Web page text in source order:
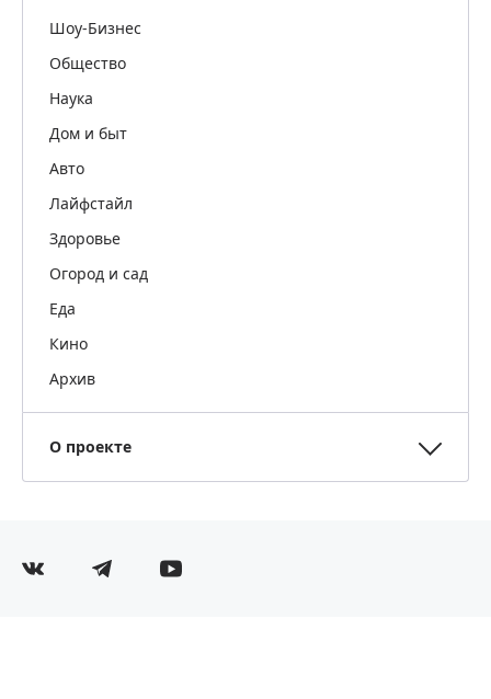
Шоу-Бизнес
Общество
Наука
Дом и быт
Авто
Лайфстайл
Здоровье
Огород и сад
Еда
Кино
Архив
О проекте